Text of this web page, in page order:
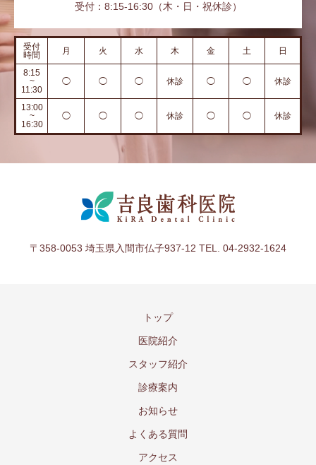
受付：8:15-16:30（木・日・祝休診）
受付
時間
月 火 水 木 金 土 日
8:15
~
11:30
◯ ◯ ◯ 休診 ◯ ◯ 休診
13:00
~
16:30
◯ ◯ ◯ 休診 ◯ ◯ 休診
〒358-0053 埼玉県入間市仏子937-12 TEL. 04-2932-1624
トップ
医院紹介
スタッフ紹介
診療案内
お知らせ
よくある質問
アクセス